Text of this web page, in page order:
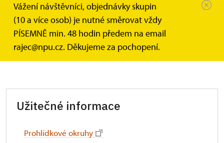
Vážení návštěvníci, objednávky skupin
(10 a více osob) je nutné směrovat vždy
PÍSEMNĚ min. 48 hodin předem na email
rajec@npu.cz. Děkujeme za pochopení.
Zámek Rájec nad Svitavou Informace pro návštěvníky
Informace pro návštěvníky
Užitečné informace
Prohlídkové okruhy